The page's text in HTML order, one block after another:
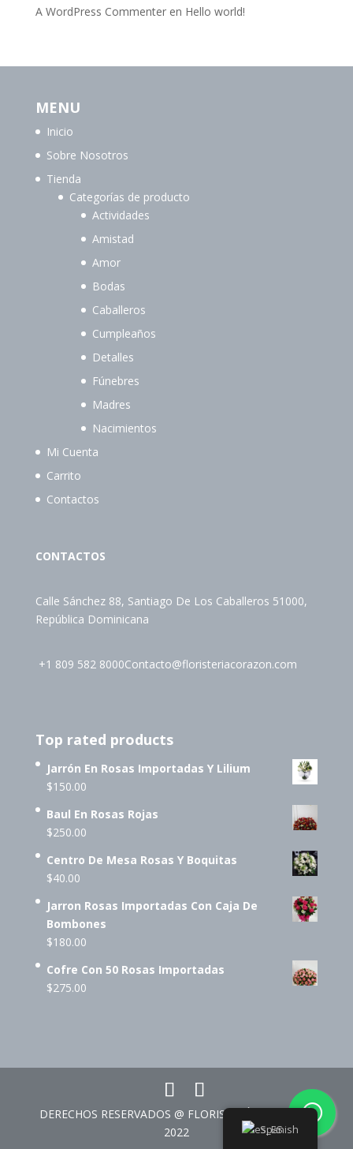
A WordPress Commenteren Hello world!
MENU
Inicio
Sobre Nosotros
Tienda
Categorías de producto
Actividades
Amistad
Amor
Bodas
Caballeros
Cumpleaños
Detalles
Fúnebres
Madres
Nacimientos
Mi Cuenta
Carrito
Contactos
CONTACTOS
Calle Sánchez 88, Santiago De Los Caballeros 51000,
República Dominicana
+1 809 582 8000Contacto@floristeriacorazon.com
Top rated products
Jarrón En Rosas Importadas Y Lilium
$150.00
Baul En Rosas Rojas
$250.00
Centro De Mesa Rosas Y Boquitas
$40.00
Jarron Rosas Importadas Con Caja De
Bombones
$180.00
Cofre Con 50 Rosas Importadas
$275.00
DERECHOS RESERVADOS @ FLORISTERÍA CORAZÓN
2022
Spanish